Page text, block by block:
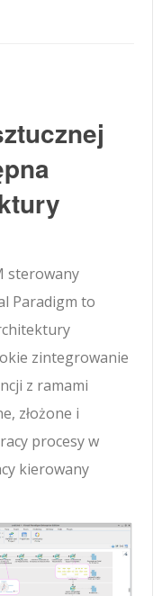
sterowany
Paradigm to
zintegrowanie
z ramami
złożone i
procesy w
kierowany